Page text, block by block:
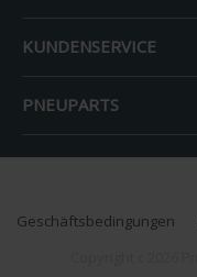
KUNDENSERVICE
PNEUPARTS
Geschäftsbedingungen